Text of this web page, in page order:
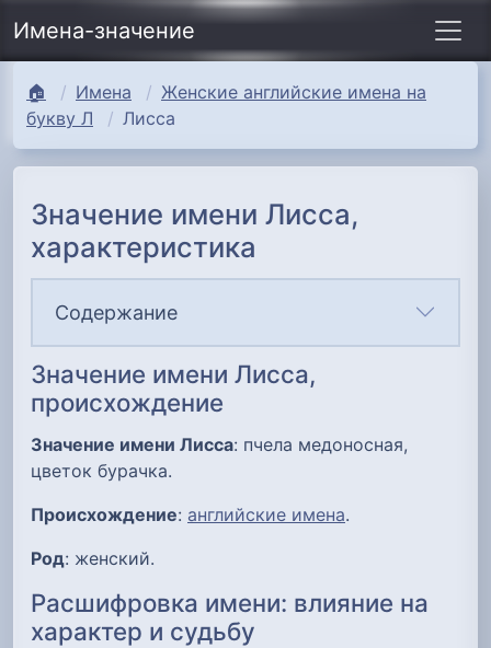
Имена-значение
🏠 Имена
Женские английские имена на
букву Л
Лисса
Значение имени Лисса,
характеристика
Содержание
Значение имени Лисса,
происхождение
Значение имени Лисса: пчела медоносная,
цветок бурачка.
Происхождение: английские имена.
Род: женский.
Расшифровка имени: влияние на
характер и судьбу